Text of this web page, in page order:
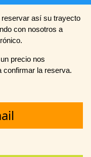
así su trayecto
con nosotros a
precio nos
confirmar la reserva.